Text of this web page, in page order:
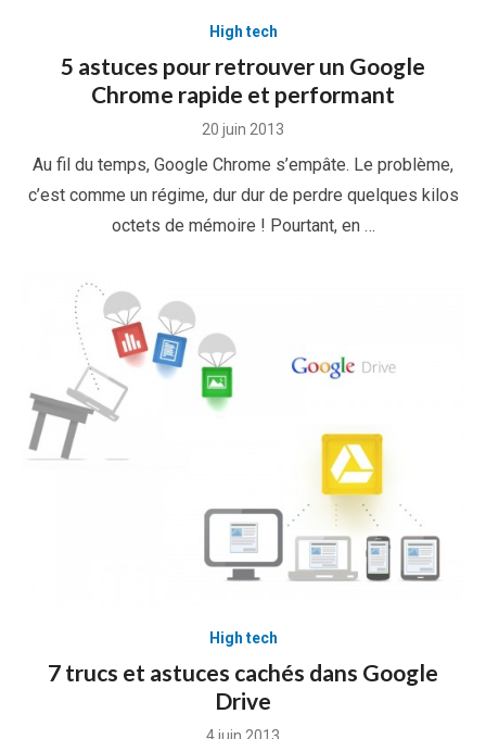
High tech
5 astuces pour retrouver un Google
Chrome rapide et performant
Posted
20 juin 2013
Au fil du temps, Google Chrome s’empâte. Le problème,
c’est comme un régime, dur dur de perdre quelques kilos
octets de mémoire ! Pourtant, en …
High tech
7 trucs et astuces cachés dans Google
Drive
Posted